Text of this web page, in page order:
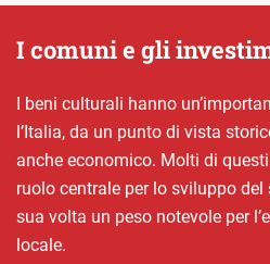
I comuni e gli
I beni culturali hanno
l’Italia, da un punto di vista
anche economico. Molti di
ruolo centrale per lo sviluppo
sua volta un peso notevole per
locale.